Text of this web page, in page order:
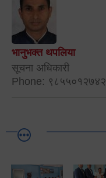
भानुभक्त थपलिया
सूचना अधिकारी
Phone: ९८५५०१२७४२